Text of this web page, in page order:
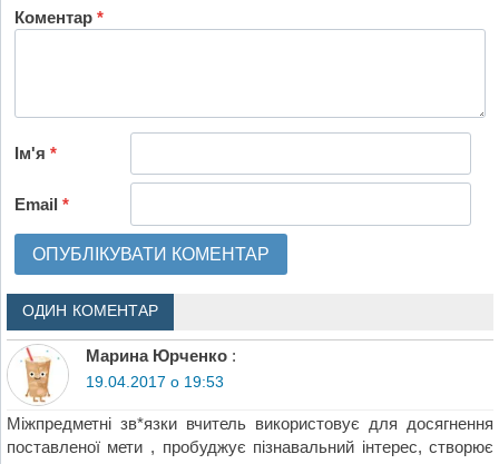
Коментар*
Ім'я*
Email*
ОДИН КОМЕНТАР
Марина Юрченко :
19.04.2017 о 19:53
Міжпредметні зв*язки вчитель використовує для досягнення
поставленої мети , пробуджує пізнавальний інтерес, створює